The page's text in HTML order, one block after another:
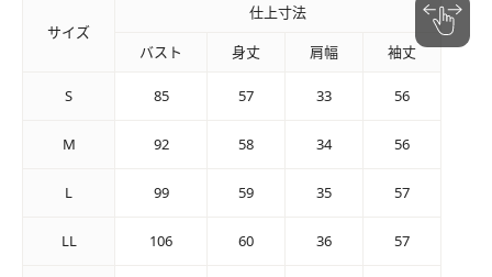
サイズ
仕上寸法
バスト
身丈 肩幅 袖丈
S 85 57 33 56
M 92 58 34 56
L 99 59 35 57
LL 106 60 36 57